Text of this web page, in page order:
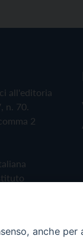
all'editoria
n. 70.
2
anche